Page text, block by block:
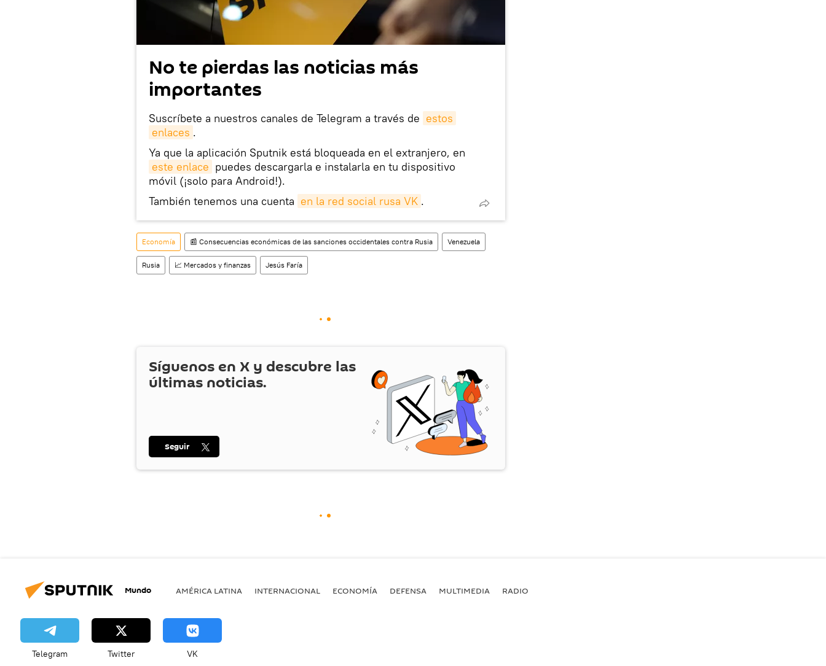
No te pierdas las noticias más
importantes
Suscríbete a nuestros canales de Telegram a través de estos
enlaces .
Ya que la aplicación Sputnik está bloqueada en el extranjero, en
este enlace puedes descargarla e instalarla en tu dispositivo
móvil (¡solo para Android!).
También tenemos una cuenta en la red social rusa VK .
Economía 📰 Consecuencias económicas de las sanciones occidentales contra Rusia Venezuela
Rusia 📈 Mercados y finanzas Jesús Faría
Síguenos en X y descubre las
últimas noticias.
Seguir
Mundo AMÉRICA LATINA INTERNACIONAL ECONOMÍA DEFENSA MULTIMEDIA RADIO
Telegram Twitter VK